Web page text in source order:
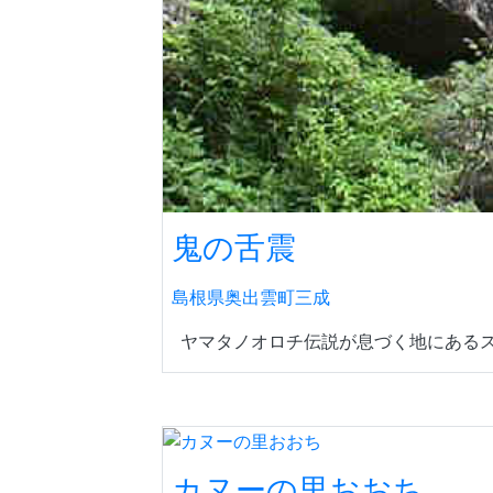
鬼の舌震
島根県奥出雲町三成
ヤマタノオロチ伝説が息づく地にある